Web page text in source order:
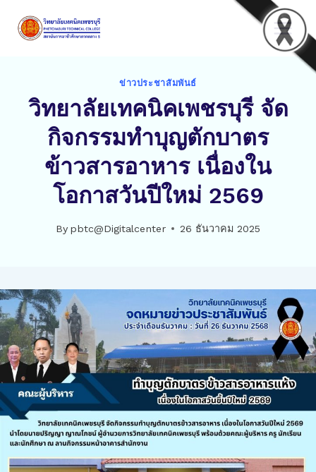
ข่าวประชาสัมพันธ์
วิทยาลัยเทคนิคเพชรบุรี จัด
กิจกรรมทำบุญตักบาตร
ข้าวสารอาหาร เนื่องใน
โอกาสวันปีใหม่ 2569
By pbtc@Digitalcenter 26 ธันวาคม 2025